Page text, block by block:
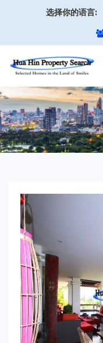
选择你的语言: